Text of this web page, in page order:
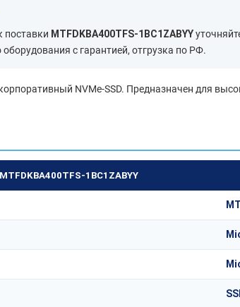
поставки MTFDKBA400TFS-1BC1ZABYY
с гарантией, отгрузка по РФ.
NVMe-SSD. Предназначен для
1BC1ZABYY